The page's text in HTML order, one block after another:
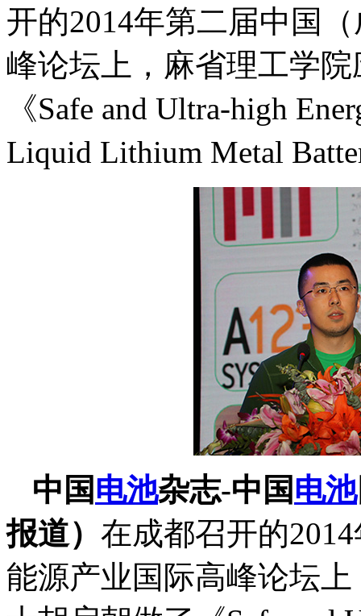
开的2014年第二届中国
峰论坛上，麻省理工学
《Safe and Ultra-high
Liquid Lithium Metal
中国 电池杂志-中国电池
报道） 在成都召开的